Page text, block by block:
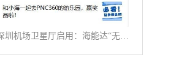
深圳机场卫星厅启用：海能达“无缝连接”旅客行程